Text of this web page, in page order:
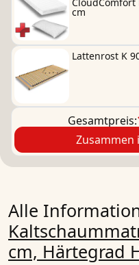
CloudComfort
cm
Lattenrost K
Gesamtpreis:
Zusammen
Alle
cm, Härtegrad